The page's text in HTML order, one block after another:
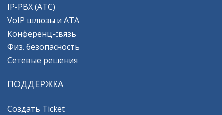
IP-PBX (АТС)
VoIP шлюзы и ATA
Конференц-связь
Физ. безопасность
Сетевые решения
ПОДДЕРЖКА
Создать Ticket